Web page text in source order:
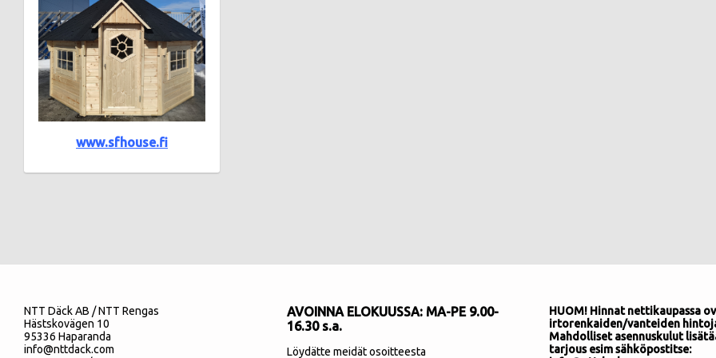
www.sfhouse.fi
NTT Däck AB / NTT Rengas
Hästskovägen 10
95336 Haparanda
info@nttdack.com
AVOINNA ELOKUUSSA: MA-PE 9.00-
16.30 s.a.
Löydätte meidät osoitteesta
HUOM! Hinnat nettikaupassa
irtorenkaiden/vanteiden
Mahdolliset asennuskulut
tarjous esim sähköpostitse: